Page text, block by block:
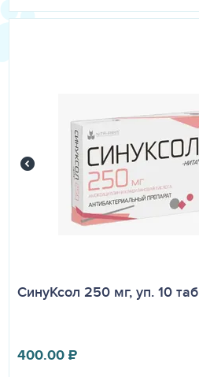
СинуКсол 250 мг, уп. 10 таб
400.00₽